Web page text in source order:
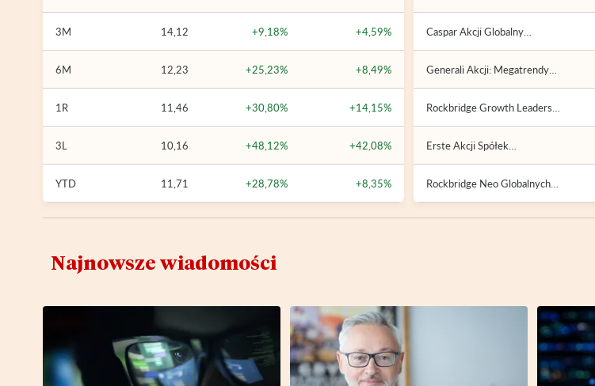
3M 14,12 +9,18% +4,59%
6M 12,23 +25,23% +8,49%
1R 11,46 +30,80% +14,15%
3L 10,16 +48,12% +42,08%
YTD 11,71 +28,78% +8,35%
Caspar Akcji Globalny
Generali Akcji: Megatrendy
Rockbridge Growth Leaders
Erste Akcji Spółek
Rockbridge Neo Globalnych
Najnowsze wiadomości